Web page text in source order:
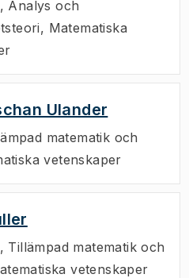
, Analys och
Matematiska
Ulander
matematik och
vetenskaper
, Tillämpad matematik och
vetenskaper